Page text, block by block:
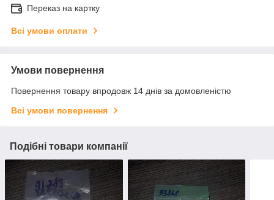
Переказ на картку
Всі умови оплати
Умови повернення
Повернення товару впродовж 14 днів за домовленістю
Всі умови повернення
Подібні товари компанії